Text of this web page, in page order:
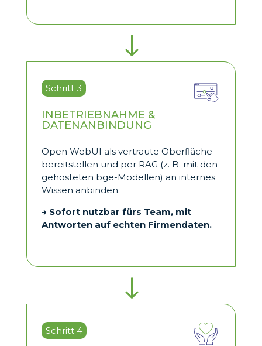
"
Schritt 3
INBETRIEBNAHME &
DATENANBINDUNG
Open WebUI als vertraute Oberfläche
bereitstellen und per RAG (z. B. mit den
gehosteten bge-Modellen) an internes
Wissen anbinden.
→ Sofort nutzbar fürs Team, mit
Antworten auf echten Firmendaten.
"
Schritt 4